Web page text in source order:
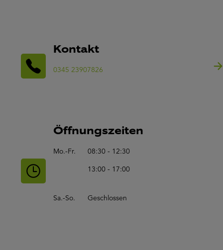
Kontakt
0345 23907826
Öffnungszeiten
Mo.-Fr.
08:30 - 12:30
13:00 - 17:00
Sa.-So. Geschlossen